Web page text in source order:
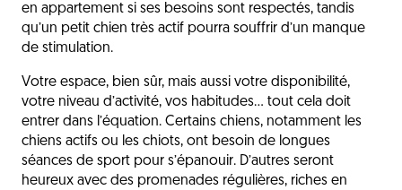
en appartement si ses besoins sont respectés, tandis
qu’un petit chien très actif pourra souffrir d’un manque
de stimulation.
Votre espace, bien sûr, mais aussi votre disponibilité,
votre niveau d’activité, vos habitudes… tout cela doit
entrer dans l’équation. Certains chiens, notamment les
chiens actifs ou les chiots, ont besoin de longues
séances de sport pour s’épanouir. D’autres seront
heureux avec des promenades régulières, riches en